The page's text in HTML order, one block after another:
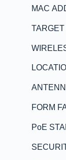
MAC
FORM
PoE